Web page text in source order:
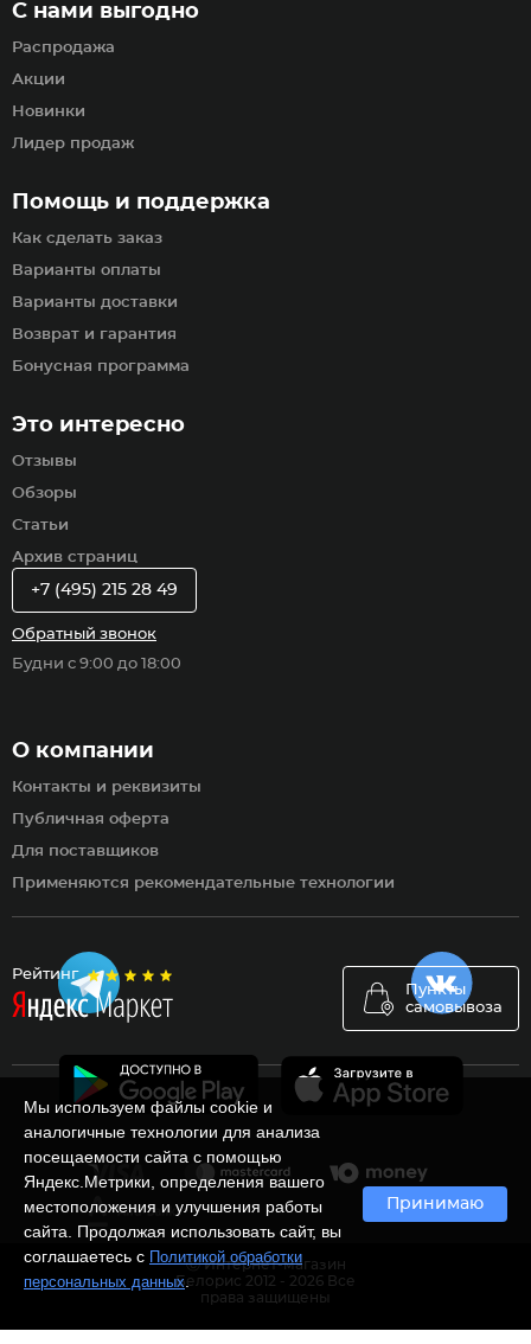
Рейтинг
Пункты
самовывоза
Помощь и поддержка
Как сделать заказ
Варианты оплаты
Варианты доставки
Возврат и гарантия
Бонусная программа
С нами выгодно
Распродажа
Акции
Новинки
Лидер продаж
Это интересно
Отзывы
Обзоры
Статьи
Архив страниц
О компании
Контакты и реквизиты
Публичная оферта
Для поставщиков
Применяются рекомендательные технологии
+7 (495) 215 28 49
Обратный звонок
Будни с 9:00 до 18:00
Мы используем файлы cookie и
аналогичные технологии для анализа
посещаемости сайта с помощью
Яндекс.Метрики, определения вашего
местоположения и улучшения работы
сайта. Продолжая использовать сайт, вы
соглашаетесь с Политикой обработки
персональных данных.
Принимаю
Ⓒ Интернет-магазин
Белорис 2012 - 2026 Все
права защищены